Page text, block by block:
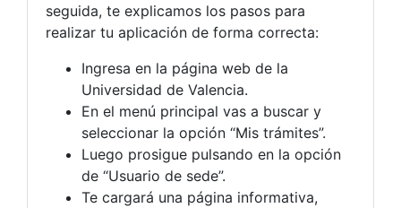
seguida, te explicamos los pasos para
realizar tu aplicación de forma correcta:
Ingresa en la página web de la
Universidad de Valencia.
En el menú principal vas a buscar y
seleccionar la opción “Mis trámites”.
Luego prosigue pulsando en la opción
de “Usuario de sede”.
Te cargará una página informativa,